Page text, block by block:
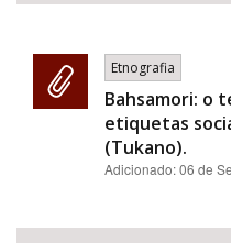
Etnografia
Bahsamori: o
etiquetas
(Tukano).
Adicionado:06 de